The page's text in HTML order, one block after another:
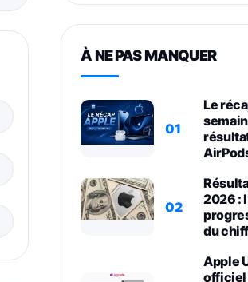
À NE PAS MANQUER
01
Le
02
2026 :
du
Apple
officiel